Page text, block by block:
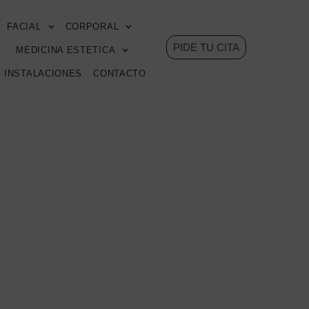
FACIAL CORPORAL
MEDICINA ESTETICA
INSTALACIONES CONTACTO
PIDE TU CITA